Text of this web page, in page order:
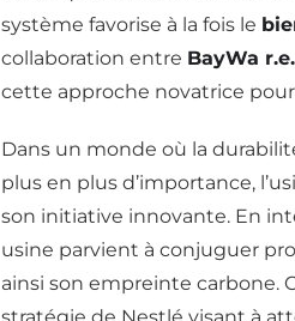
système favorise à la fois le
collaboration entre BayWa r.e.
cette approche novatrice
Dans un monde où la
plus en plus d’importance,
son initiative innovante. En
usine parvient à conjuguer
ainsi son empreinte carbone.
stratégie de Nestlé visant à